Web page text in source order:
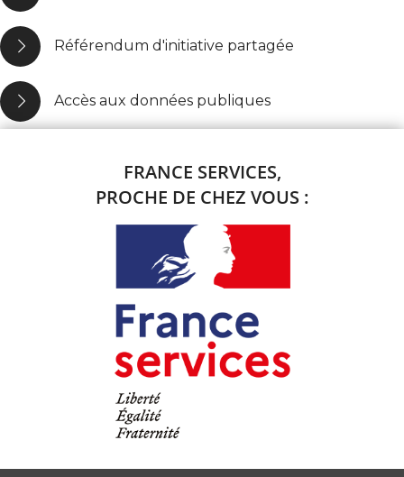
Référendum d'initiative partagée
Accès aux données publiques
FRANCE SERVICES,
PROCHE DE CHEZ VOUS :